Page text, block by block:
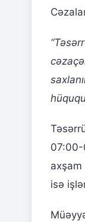
07:00-
axşam
isə